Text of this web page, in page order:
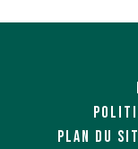
PLAN DU